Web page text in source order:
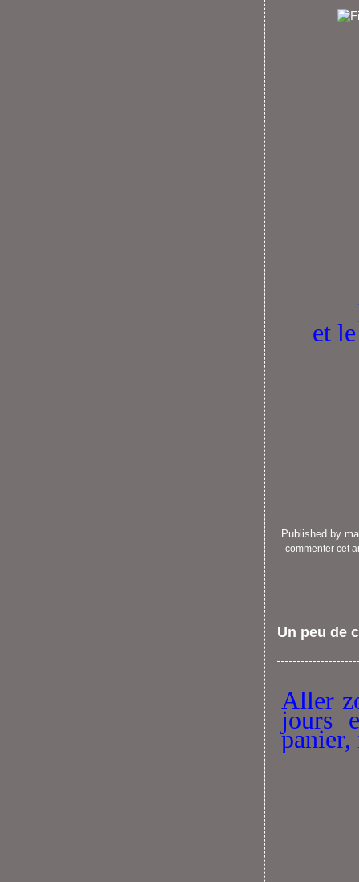
et
Published by
commenter cet
Un peu de
Aller
jours